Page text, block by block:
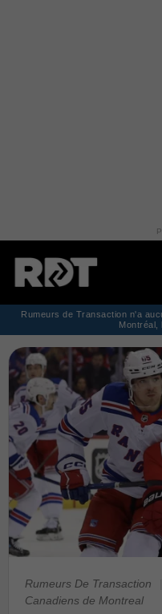
Rumeurs de Transaction n'a
Montréal,
Rumeurs De Transaction
Canadiens de Montreal